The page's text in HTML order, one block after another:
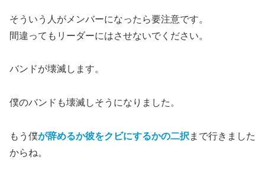
そういう人がメンバーになったら要注意です。
間違ってもリーダーにはさせないでください。
バンドが壊滅します。
僕のバンドも壊滅しそうになりました。
もう僕が辞めるか彼をクビにするかの二択 まで行きました
からね。